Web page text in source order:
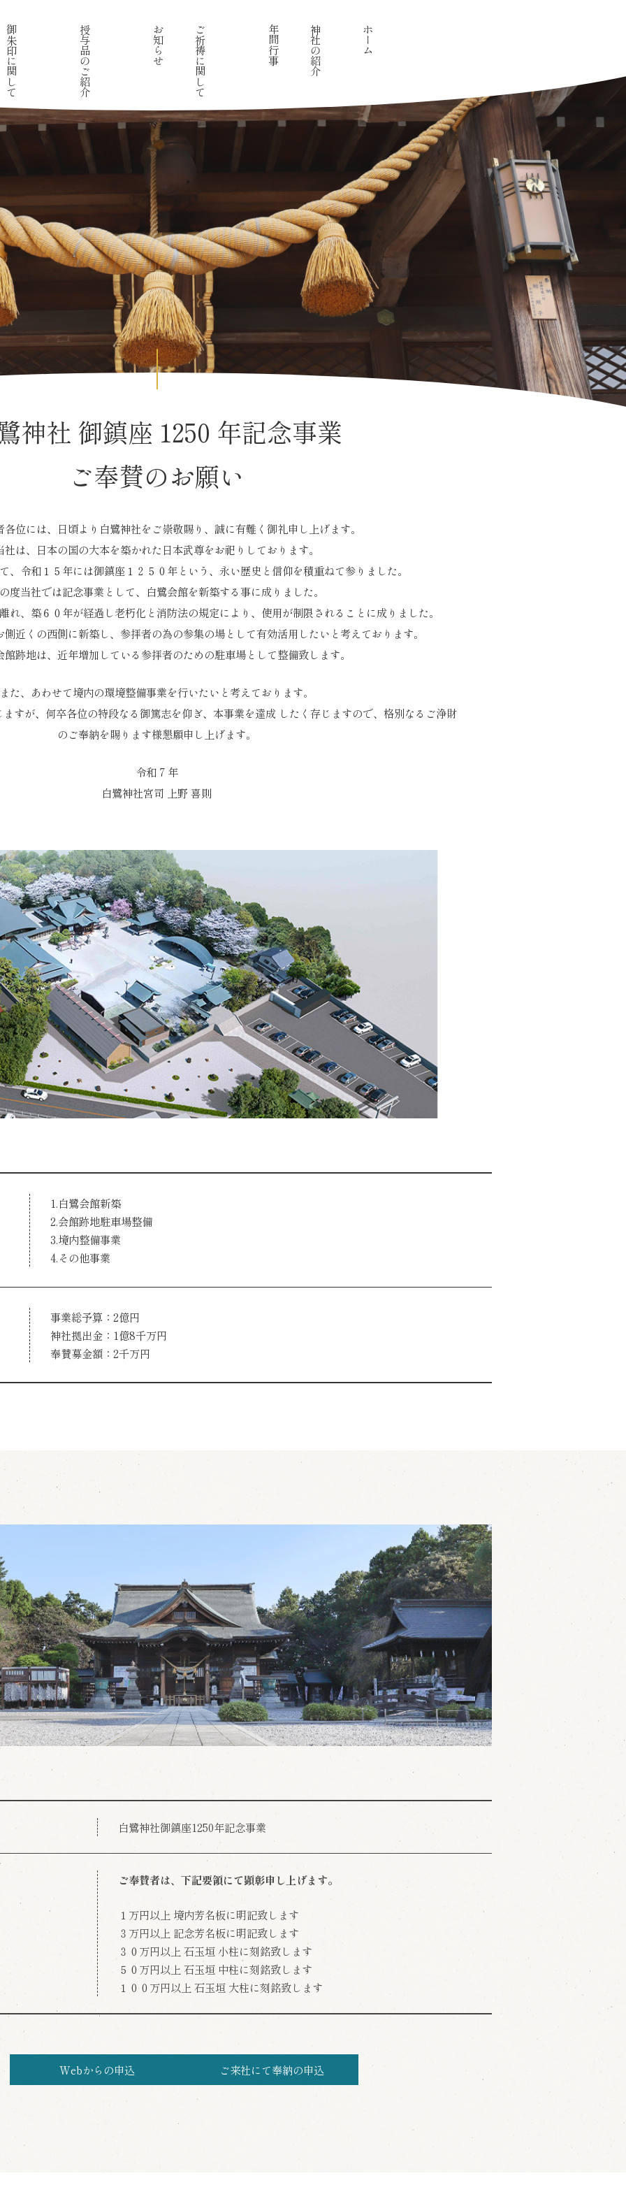
ホーム
神社の紹介
年間行事
ご祈祷に関して
お知らせ
授与品のご紹介
御朱印に関して
神社 御鎮座 1250 年記念事業
ご奉賛のお願い
各位には、日頃より白鷺神社をご崇敬賜り、誠に有難く御礼申し上げます。
社は、日本の国の大本を築かれた日本武尊をお祀りしております。
、令和１５年には御鎮座１２５０年という、永い歴史と信仰を積重ねて参りました。
度当社では記念事業として、白鷺会館を新築する事に成りました。
れ、築６０年が経過し老朽化と消防法の規定により、使用が制限されることに成りました。
近くの西側に新築し、参拝者の為の参集の場として有効活用したいと考えております。
館跡地は、近年増加している参拝者のための駐車場として整備致します。
また、あわせて境内の環境整備事業を行いたいと考えております。
すが、何卒各位の特段なる御篤志を仰ぎ、本事業を達成 したく存じますので、格別なるご浄財
のご奉納を賜ります様懇願申し上げます。
令和 7 年
白鷺神社宮司 上野 喜則
1.白鷺会館新築
2.会館跡地駐車場整備
3.境内整備事業
4.その他事業
事業総予算：2億円
神社拠出金：1億8千万円
奉賛募金額：2千万円
白鷺神社御鎮座1250年記念事業
ご奉賛者は、下記要領にて顕彰申し上げます。
１万円以上 境内芳名板に明記致します
３万円以上 記念芳名板に明記致します
３０万円以上 石玉垣 小柱に刻銘致します
５０万円以上 石玉垣 中柱に刻銘致します
１００万円以上 石玉垣 大柱に刻銘致します
Webからの申込 ご来社にて奉納の申込